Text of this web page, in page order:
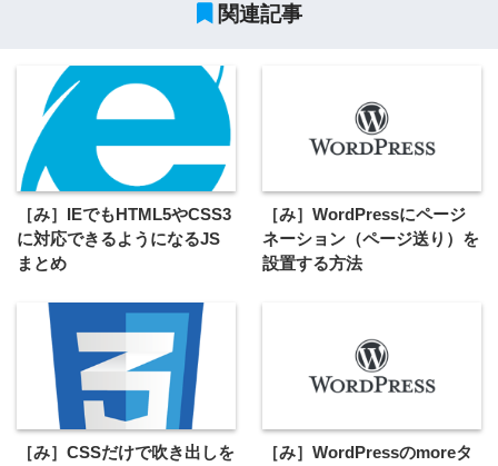
関連記事
［み］IEでもHTML5やCSS3
に対応できるようになるJS
まとめ
［み］WordPressにページ
ネーション（ページ送り）を
設置する方法
［み］CSSだけで吹き出しを
［み］WordPressのmoreタ